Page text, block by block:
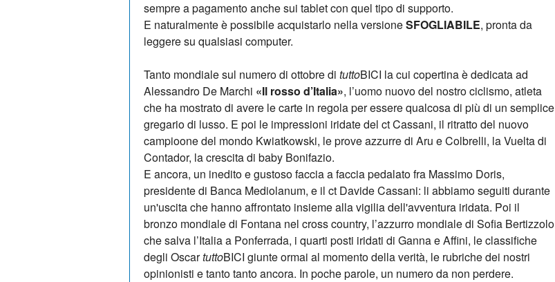
sempre a pagamento anche sui tablet con quel tipo di supporto.
E naturalmente è possibile acquistarlo nella versioneSFOGLIABILE, pronta da
leggere su qualsiasi computer.
Tanto mondiale sul numero di ottobre di tuttoBICI la cui copertina è dedicata ad
Alessandro De Marchi «Il rosso d’Italia», l’uomo nuovo del nostro ciclismo, atleta
che ha mostrato di avere le carte in regola per essere qualcosa di più di un semplice
gregario di lusso. E poi le impressioni iridate del ct Cassani, il ritratto del nuovo
campioone del mondo Kwiatkowski, le prove azzurre di Aru e Colbrelli, la Vuelta di
Contador, la crescita di baby Bonifazio.
E ancora, un inedito e gustoso faccia a faccia pedalato fra Massimo Doris,
presidente di Banca Mediolanum, e il ct Davide Cassani: li abbiamo seguiti durante
un'uscita che hanno affrontato insieme alla vigilia dell'avventura iridata. Poi il
bronzo mondiale di Fontana nel cross country, l’azzurro mondiale di Sofia Bertizzolo
che salva l’Italia a Ponferrada, i quarti posti iridati di Ganna e Affini, le classifiche
degli OscartuttoBICI giunte ormai al momento della verità, le rubriche dei nostri
opinionisti e tanto tanto ancora. In poche parole, un numero da non perdere.